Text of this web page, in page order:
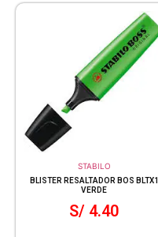
STABILO
BLISTER RESALTADOR BOS BLTX1
VERDE
S/ 4.40